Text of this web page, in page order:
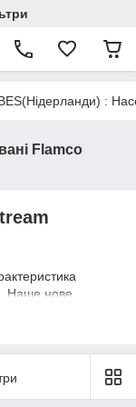
:
Flamco
Наше нове
серйозний крок
Flamco XStream з